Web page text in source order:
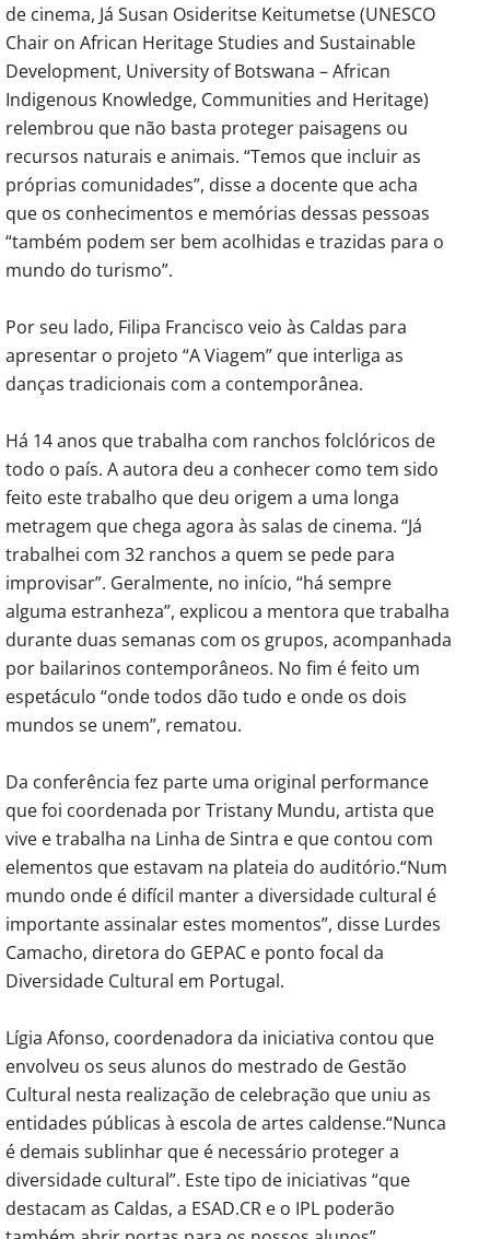
de cinema, Já Susan Osideritse Keitumetse (UNESCO
Chair on African Heritage Studies and Sustainable
Development, University of Botswana – African
Indigenous Knowledge, Communities and Heritage)
relembrou que não basta proteger paisagens ou
recursos naturais e animais. “Temos que incluir as
próprias comunidades”, disse a docente que acha
que os conhecimentos e memórias dessas pessoas
“também podem ser bem acolhidas e trazidas para o
mundo do turismo”.
Por seu lado, Filipa Francisco veio às Caldas para
apresentar o projeto “A Viagem” que interliga as
danças tradicionais com a contemporânea.
Há 14 anos que trabalha com ranchos folclóricos de
todo o país. A autora deu a conhecer como tem sido
feito este trabalho que deu origem a uma longa
metragem que chega agora às salas de cinema. “Já
trabalhei com 32 ranchos a quem se pede para
improvisar”. Geralmente, no início, “há sempre
alguma estranheza”, explicou a mentora que trabalha
durante duas semanas com os grupos, acompanhada
por bailarinos contemporâneos. No fim é feito um
espetáculo “onde todos dão tudo e onde os dois
mundos se unem”, rematou.
Da conferência fez parte uma original performance
que foi coordenada por Tristany Mundu, artista que
vive e trabalha na Linha de Sintra e que contou com
elementos que estavam na plateia do auditório.“Num
mundo onde é difícil manter a diversidade cultural é
importante assinalar estes momentos”, disse Lurdes
Camacho, diretora do GEPAC e ponto focal da
Diversidade Cultural em Portugal.
Lígia Afonso, coordenadora da iniciativa contou que
envolveu os seus alunos do mestrado de Gestão
Cultural nesta realização de celebração que uniu as
entidades públicas à escola de artes caldense.“Nunca
é demais sublinhar que é necessário proteger a
diversidade cultural”. Este tipo de iniciativas “que
destacam as Caldas, a ESAD.CR e o IPL poderão